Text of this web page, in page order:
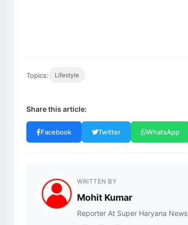
Topics: Lifestyle
Share this article:
Facebook Twitter WhatsApp
WRITTEN BY
Mohit Kumar
Reporter At Super Haryana News